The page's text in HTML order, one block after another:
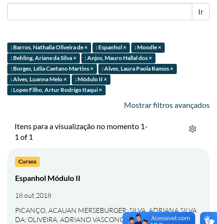
Ir
: Barros, Nathalia Oliveira de × : Espanhol ×
: Moodle ×
: Behling, Ariane da Silva ×
: Anjos, Mauro Hallal dos ×
: Borges, Lélia Caetano Martins ×
: Alves, Laura Paola Ramos ×
: Alves, Luanna Melo ×
: Módulo II ×
: Lopes Filho, Artur Rodrigo Itaqui ×
Mostrar filtros avançados
Itens para a visualização no momento 1-
1 of 1
Cursos
Espanhol Módulo II
18 out 2018
PICANÇO, ACAUAN MERSEBURGER;SILVA, ADRIANA SILVA
DA;OLIVEIRA, ADRIANO VASCONCELOS DE ;GOMES,